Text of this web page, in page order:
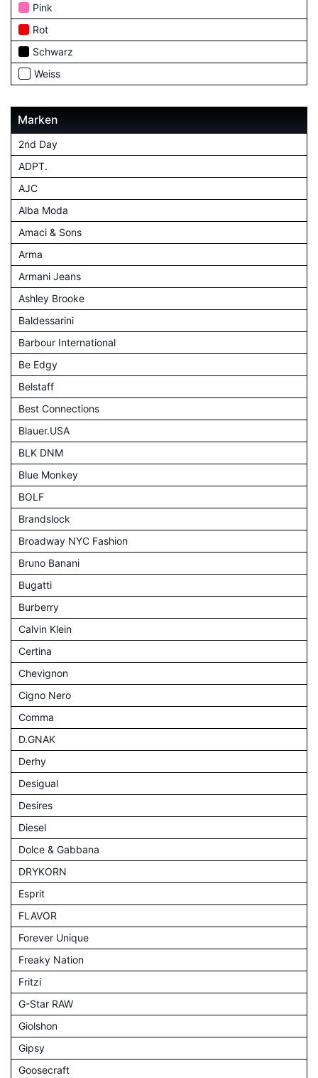
Pink
Rot
Schwarz
Weiss
Marken
2nd Day
ADPT.
AJC
Alba Moda
Amaci & Sons
Arma
Armani Jeans
Ashley Brooke
Baldessarini
Barbour International
Be Edgy
Belstaff
Best Connections
Blauer.USA
BLK DNM
Blue Monkey
BOLF
Brandslock
Broadway NYC Fashion
Bruno Banani
Bugatti
Burberry
Calvin Klein
Certina
Chevignon
Cigno Nero
Comma
D.GNAK
Derhy
Desigual
Desires
Diesel
Dolce & Gabbana
DRYKORN
Esprit
FLAVOR
Forever Unique
Freaky Nation
Fritzi
G-Star RAW
Giolshon
Gipsy
Goosecraft